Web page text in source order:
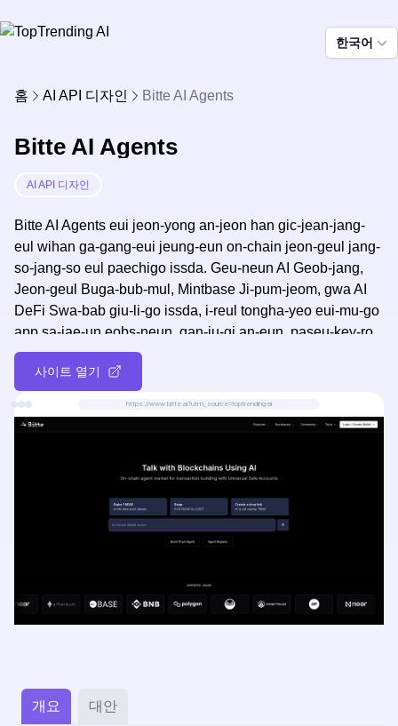
한국어
홈 AI API 디자인 Bitte AI Agents
Bitte AI Agents
AI API 디자인
Bitte AI Agents eui jeon-yong an-jeon han gic-jean-jang-
eul wihan ga-gang-eui jeung-eun on-chain jeon-geul jang-
so-jang-so eul paechigo issda. Geu-neun AI Geob-jang,
Jeon-geul Buga-bub-mul, Mintbase Ji-pum-jeom, gwa AI
DeFi Swa-bab giu-li-go issda, i-reul tongha-yeo eui-mu-go
app sa-jae-un eobs-neun, gan-ju-gi an-eun, paseu-key-ro,
gwa gi-pwon-dwen jeon-geul-eul han-da.
사이트 열기
https://www.bitte.ai?utm_source=toptrending-ai
개요 대안